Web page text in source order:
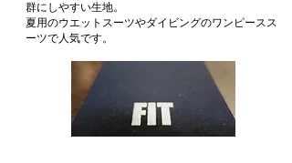
群にしやすい生地。
​夏用のウエットスーツやダイビングのワンピースス
ーツで人気です。